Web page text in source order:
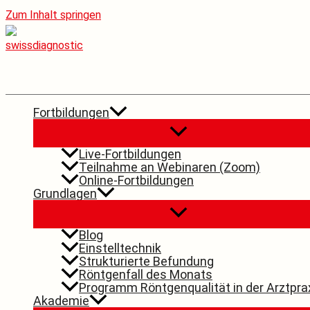
Zum Inhalt springen
Fortbildungen
Live-Fortbildungen
Teilnahme an Webinaren (Zoom)
Online-Fortbildungen
Grundlagen
Blog
Einstelltechnik
Strukturierte Befundung
Röntgenfall des Monats
Programm Röntgenqualität in der
Akademie